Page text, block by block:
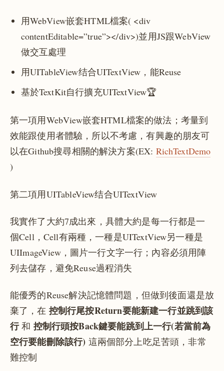
用WebView嵌套HTML檔案( <div
contentEditable=”true”></div>)並用JS跟WebView
做交互處理
用UITableView结合UITextView，能Reuse
基於TextKit自行擴充UITextView🏆
第一項用WebView嵌套HTML檔案的做法；考量到
效能跟使用者體驗，所以不考慮，有興趣的朋友可
以在Github搜尋相關的解決方案(EX: RichTextDemo
)
第二項用UITableView结合UITextView
我實作了大約7成出來，具體大約是每一行都是一
個Cell，Cell有兩種，一種是UITextView另一種是
UIImageView，圖片一行文字一行；內容必須用陣
列去儲存，避免Reuse過程消失
能優秀的Reuse解決記憶體問題，但做到後面還是放
棄了，在 控制行尾按Return要能新建一行並跳到該
行和 控制行頭按Back鍵要能跳到上一行(若當前為
空行要能刪除該行) 這兩個部分上吃足苦頭，非常
難控制